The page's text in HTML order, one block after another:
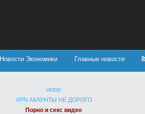
Новости Экономики Главные новости
vetop
VPN АКАУНТЫ НЕ ДОРОГО
Порно и секс видео